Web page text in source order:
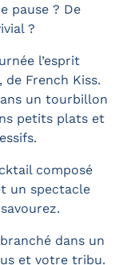
pause ? De
?
l’esprit
French Kiss.
un tourbillon
petits plats et
composé
un spectacle
dans un
et votre tribu.